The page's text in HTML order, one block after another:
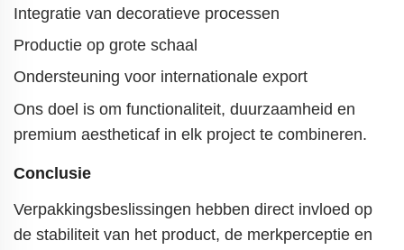
Integratie van decoratieve processen
Productie op grote schaal
Ondersteuning voor internationale export
Ons doel is om functionaliteit, duurzaamheid en
premium aestheticaf in elk project te combineren.
Conclusie
Verpakkingsbeslissingen hebben direct invloed op
de stabiliteit van het product, de merkperceptie en